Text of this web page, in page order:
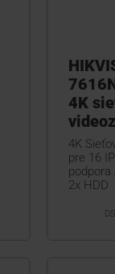
4K
4K
pre 16
podpora
2x HDD